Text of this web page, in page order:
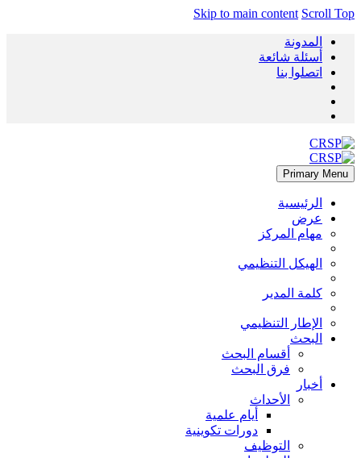
Skip to main content Scroll Top
المدونة
أسئلة شائعة
اتصلوا بنا
Primary Menu
الرئيسية
عرض
مهام المركز
الهيكل التنظيمي
كلمة المدير
الإطار التنظيمي
البحث
أقسام البحث
فرق البحث
أخبار
الأحداث
أيام علمية
دورات تكوينية
التوظيف